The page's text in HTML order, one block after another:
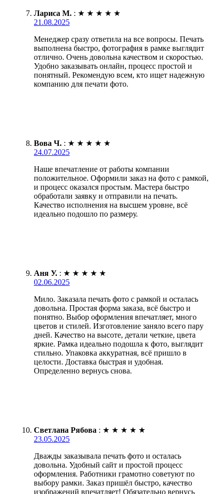
Лариса М. : ★ ★ ★ ★ ★
21.08.2025
Менеджер сразу ответила на все вопросы. Печать
выполнена быстро, фотография в рамке выглядит
отлично. Очень довольна качеством и скоростью.
Удобно заказывать онлайн, процесс простой и
понятный. Рекомендую всем, кто ищет надежную
компанию для печати фото.
Вова Ч. : ★ ★ ★ ★ ★
24.07.2025
Наше впечатление от работы компании
положительное. Оформили заказ на фото с рамкой,
и процесс оказался простым. Мастера быстро
обработали заявку и отправили на печать.
Качество исполнения на высшем уровне, всё
идеально подошло по размеру.
Аня У. : ★ ★ ★ ★ ★
02.06.2025
Мило. Заказала печать фото с рамкой и осталась
довольна. Простая форма заказа, всё быстро и
понятно. Выбор оформления впечатляет, много
цветов и стилей. Изготовление заняло всего пару
дней. Качество на высоте, детали четкие, цвета
яркие. Рамка идеально подошла к фото, выглядит
стильно. Упаковка аккуратная, всё пришло в
целости. Доставка быстрая и удобная.
Определенно вернусь снова.
Светлана Рябова : ★ ★ ★ ★ ★
23.05.2025
Дважды заказывала печать фото и осталась
довольна. Удобный сайт и простой процесс
оформления. Работники грамотно советуют по
выбору рамки. Заказ пришёл быстро, качество
изображений впечатляет! Обязательно вернусь